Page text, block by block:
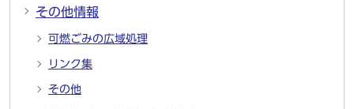
その他情報
可燃ごみの広域処理
リンク集
その他